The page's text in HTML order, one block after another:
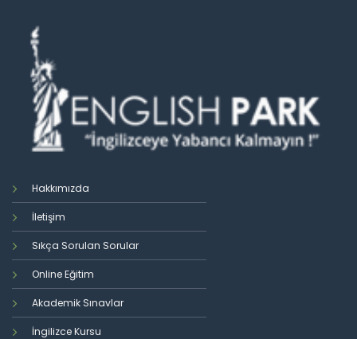
Hakkımızda
İletişim
Sıkça Sorulan Sorular
Online Eğitim
Akademik Sınavlar
İngilizce Kursu